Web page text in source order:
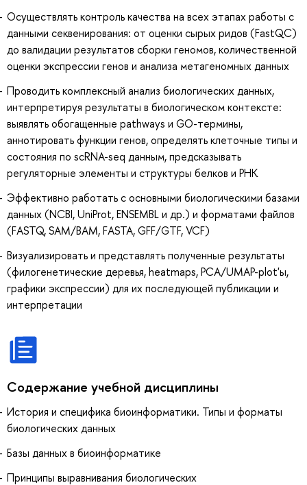
Осуществлять контроль качества на всех этапах работы с
данными секвенирования: от оценки сырых ридов (FastQC)
до валидации результатов сборки геномов, количественной
оценки экспрессии генов и анализа метагеномных данных
Проводить комплексный анализ биологических данных,
интерпретируя результаты в биологическом контексте:
выявлять обогащенные pathways и GO-термины,
аннотировать функции генов, определять клеточные типы и
состояния по scRNA-seq данным, предсказывать
регуляторные элементы и структуры белков и РНК
Эффективно работать с основными биологическими базами
данных (NCBI, UniProt, ENSEMBL и др.) и форматами файлов
(FASTQ, SAM/BAM, FASTA, GFF/GTF, VCF)
Визуализировать и представлять полученные результаты
(филогенетические деревья, heatmaps, PCA/UMAP-plot'ы,
графики экспрессии) для их последующей публикации и
интерпретации
Содержание учебной дисциплины
История и специфика биоинформатики. Типы и форматы
биологических данных
Базы данных в биоинформатике
Принципы выравнивания биологических